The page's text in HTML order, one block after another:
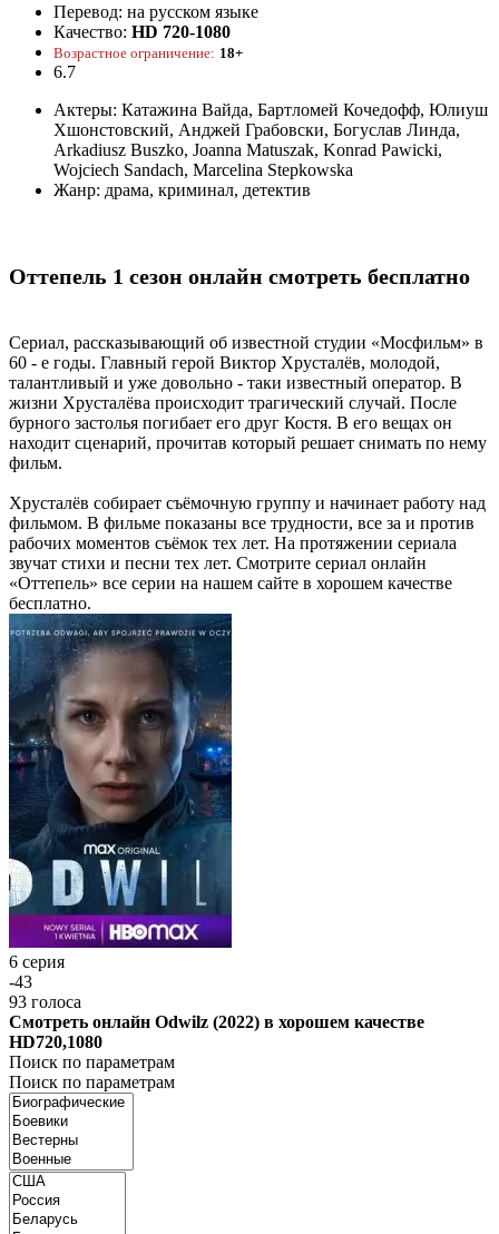
Перевод: на русском языке
Качество: HD 720-1080
Возрастное ограничение: 18+
6.7
Актеры: Катажина Вайда, Бартломей Кочедофф, Юлиуш
Хшонстовский, Анджей Грабовски, Богуслав Линда,
Arkadiusz Buszko, Joanna Matuszak, Konrad Pawicki,
Wojciech Sandach, Marcelina Stepkowska
Жанр: драма, криминал, детектив
Оттепель 1 сезон онлайн смотреть бесплатно
Сериал, рассказывающий об известной студии «Мосфильм» в
60 - е годы. Главный герой Виктор Хрусталёв, молодой,
талантливый и уже довольно - таки известный оператор. В
жизни Хрусталёва происходит трагический случай. После
бурного застолья погибает его друг Костя. В его вещах он
находит сценарий, прочитав который решает снимать по нему
фильм.
Хрусталёв собирает съёмочную группу и начинает работу над
фильмом. В фильме показаны все трудности, все за и против
рабочих моментов съёмок тех лет. На протяжении сериала
звучат стихи и песни тех лет. Смотрите сериал онлайн
«Оттепель» все серии на нашем сайте в хорошем качестве
бесплатно.
6 серия
-43
93 голоса
Смотреть онлайн Odwilz (2022) в хорошем качестве
HD720,1080
Поиск по параметрам
Поиск по параметрам